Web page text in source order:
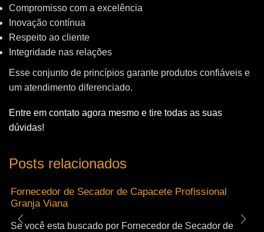
Compromisso com a excelência
Inovação contínua
Respeito ao cliente
Integridade nas relações
Esse conjunto de princípios garante produtos confiáveis e
um atendimento diferenciado.
Entre em contato agora mesmo e tire todas as suas
dúvidas!
Posts relacionados
Fornecedor de Secador de Capacete Profissional
Granja Viana
Se você esta buscado por Fornecedor de Secador de